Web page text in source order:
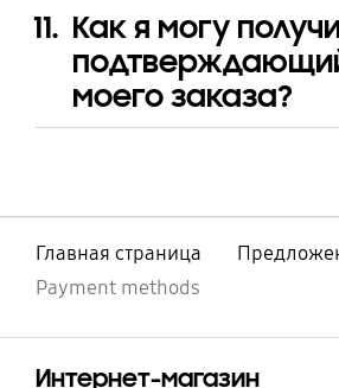
Как я могу
моего заказа?
Главная страница
Payment methods
Интернет-магазин